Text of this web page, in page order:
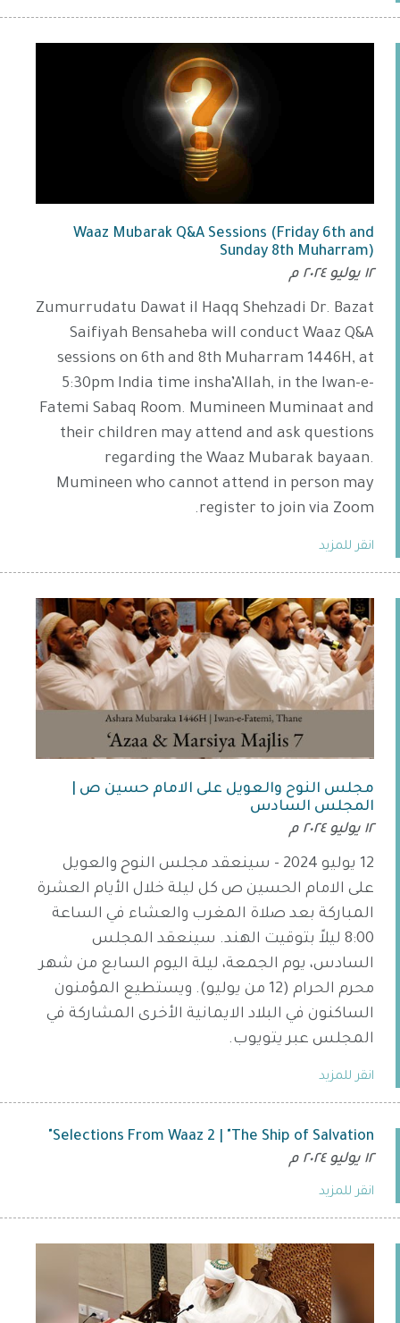
Waaz Mubarak Q&A Sessions (Friday 6th and
Sunday 8th Muharram)
١٢ يوليو ٢٠٢٤ م
Zumurrudatu Dawat il Haqq Shehzadi Dr. Bazat
Saifiyah Bensaheba will conduct Waaz Q&A
sessions on 6th and 8th Muharram 1446H, at
5:30pm India time insha’Allah, in the Iwan-e-
Fatemi Sabaq Room. Mumineen Muminaat and
their children may attend and ask questions
regarding the Waaz Mubarak bayaan.
Mumineen who cannot attend in person may
register to join via Zoom.
انقر للمزيد
مجلس النوح والعويل على الامام حسين ص |
المجلس السادس
١٢ يوليو ٢٠٢٤ م
12 يوليو 2024 - سينعقد مجلس النوح والعويل
على الامام الحسين ص كل ليلة خلال الأيام العشرة
المباركة بعد صلاة المغرب والعشاء في الساعة
8:00 ليلاً بتوقيت الهند. سينعقد المجلس
السادس، يوم الجمعة، ليلة اليوم السابع من شهر
محرم الحرام (12 من يوليو). ويستطيع المؤمنون
الساكنون في البلاد الايمانية الأخرى المشاركة في
المجلس عبر يتويوب.
انقر للمزيد
Selections From Waaz 2 | "The Ship of Salvation"
١٢ يوليو ٢٠٢٤ م
انقر للمزيد